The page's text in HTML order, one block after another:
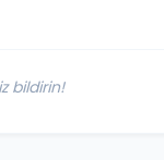
bildirin!